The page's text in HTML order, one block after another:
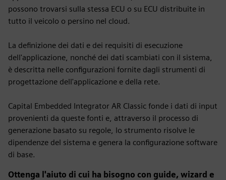
possono trovarsi sulla stessa ECU o su ECU distribuite in
tutto il veicolo o persino nel cloud.
La definizione dei dati e dei requisiti di esecuzione
dell'applicazione, nonché dei dati scambiati con il sistema,
è descritta nelle configurazioni fornite dagli strumenti di
progettazione dell'applicazione e della rete.
Capital Embedded Integrator AR Classic fonde i dati di input
provenienti da queste fonti e, attraverso il processo di
generazione basato su regole, lo strumento risolve le
dipendenze del sistema e genera la configurazione software
di base.
Ottenga l'aiuto di cui ha bisogno con guide, wizard e